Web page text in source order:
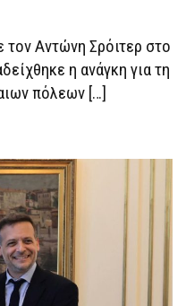
τον Αντώνη Σρόιτερ στο
η ανάγκη για τη
πόλεων […]